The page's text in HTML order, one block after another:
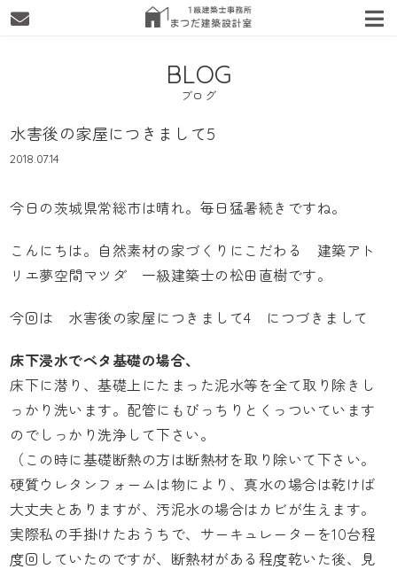
BLOG
ブログ
水害後の家屋につきまして5
2018.07.14
今日の茨城県常総市は晴れ。毎日猛暑続きですね。
こんにちは。自然素材の家づくりにこだわる 建築アト
リエ夢空間マツダ 一級建築士の松田直樹です。
今回は 水害後の家屋につきまして4 につづきまして
床下浸水でベタ基礎の場合、
床下に潜り、基礎上にたまった泥水等を全て取り除きし
っかり洗います。配管にもびっちりとくっついています
のでしっかり洗浄して下さい。
（この時に基礎断熱の方は断熱材を取り除いて下さい。
硬質ウレタンフォームは物により、真水の場合は乾けば
大丈夫とありますが、汚泥水の場合はカビが生えます。
実際私の手掛けたおうちで、サーキュレーターを10台程
度回していたのですが、断熱材がある程度乾いた後、見